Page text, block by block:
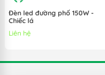
- Chips LED SMD Philips /
chuẩn kết hợp cùng nắp
cho ánh sáng xa và đều.
Đèn led đường phố 150W -
Chiếc lá
Liên hệ